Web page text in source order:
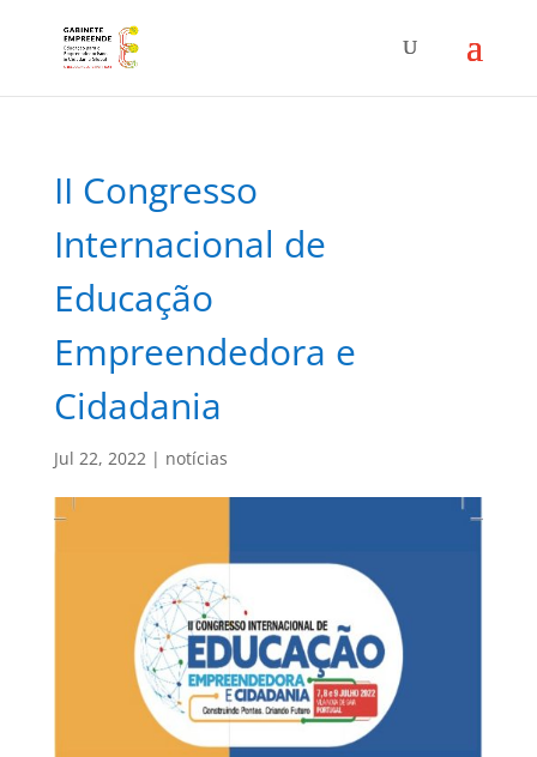
II Congresso
Internacional de
Educação
Empreendedora e
Cidadania
Jul 22, 2022| notícias